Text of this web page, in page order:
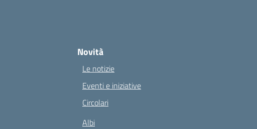
Novità
Le notizie
Eventi e iniziative
Circolari
Albi